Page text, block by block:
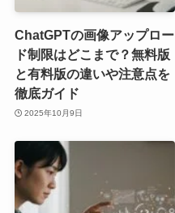
ChatGPTの画像アップロー
ド制限はどこまで？無料版
と有料版の違いや注意点を
徹底ガイド
2025年10月9日